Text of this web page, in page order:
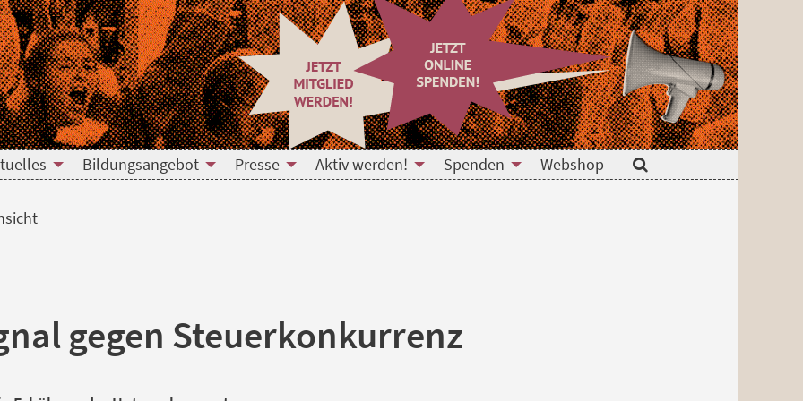
Bildungsangebot Presse Aktiv werden! Spenden Webshop
gegen Steuerkonkurrenz